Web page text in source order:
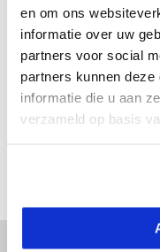
en om ons
informatie over uw
partners voor social
partners kunnen
informatie die u aan
verzameld op basis
Productomschrijving
Specificaties